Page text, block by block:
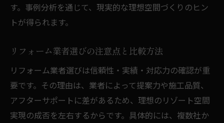
す。事例分析を通じて、現実的な理想空間づくりのヒン
トが得られます。
リフォーム業者選びの注意点と比較方法
リフォーム業者選びは信頼性・実績・対応力の確認が重
要です。その理由は、業者によって提案力や施工品質、
アフターサポートに差があるため、理想のリゾート空間
実現の成否を左右するからです。具体的には、複数社か